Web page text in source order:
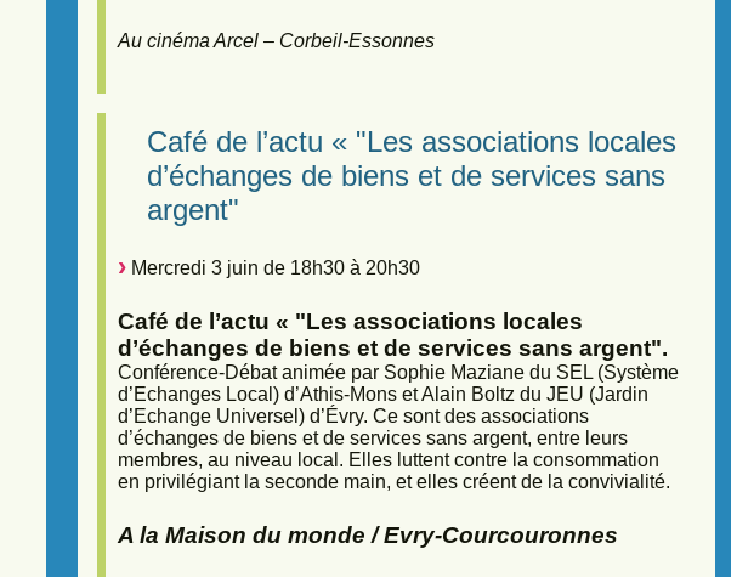
Au cinéma Arcel – Corbeil-Essonnes
Café de l’actu « "Les associations locales
d’échanges de biens et de services sans
argent"
Mercredi 3 juin de 18h30 à 20h30
Café de l’actu « "Les associations locales
d’échanges de biens et de services sans argent".
Conférence-Débat animée par Sophie Maziane du SEL (Système
d’Echanges Local) d’Athis-Mons et Alain Boltz du JEU (Jardin
d’Echange Universel) d’Évry. Ce sont des associations
d’échanges de biens et de services sans argent, entre leurs
membres, au niveau local. Elles luttent contre la consommation
en privilégiant la seconde main, et elles créent de la convivialité.
A la Maison du monde / Evry-Courcouronnes